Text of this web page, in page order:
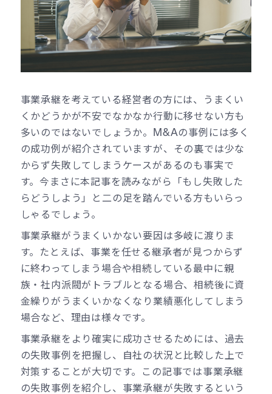
事業承継を考えている経営者の方には、うまくい
くかどうかが不安でなかなか行動に移せない方も
多いのではないでしょうか。M&Aの事例には多く
の成功例が紹介されていますが、その裏では少な
からず失敗してしまうケースがあるのも事実で
す。今まさに本記事を読みながら「もし失敗した
らどうしよう」と二の足を踏んでいる方もいらっ
しゃるでしょう。
事業承継がうまくいかない要因は多岐に渡りま
す。たとえば、事業を任せる継承者が見つからず
に終わってしまう場合や相続している最中に親
族・社内派閥がトラブルとなる場合、相続後に資
金繰りがうまくいかなくなり業績悪化してしまう
場合など、理由は様々です。
事業承継をより確実に成功させるためには、過去
の失敗事例を把握し、自社の状況と比較した上で
対策することが大切です。この記事では事業承継
の失敗事例を紹介し、事業承継が失敗するという